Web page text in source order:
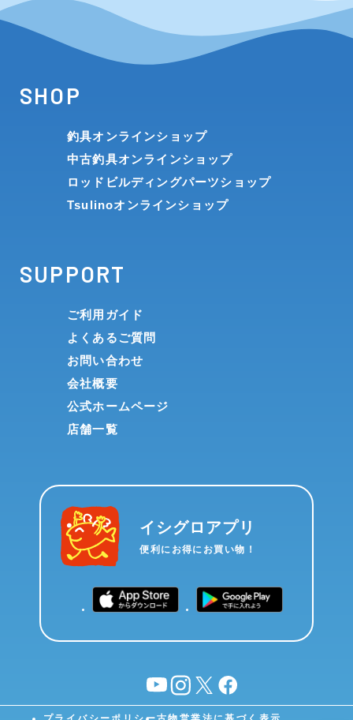
SHOP
釣具オンラインショップ
中古釣具オンラインショップ
ロッドビルディングパーツショップ
Tsulinoオンラインショップ
SUPPORT
ご利用ガイド
よくあるご質問
お問い合わせ
会社概要
公式ホームページ
店舗一覧
イシグロアプリ
便利にお得にお買い物！
YouTubeinstagram
X facebook